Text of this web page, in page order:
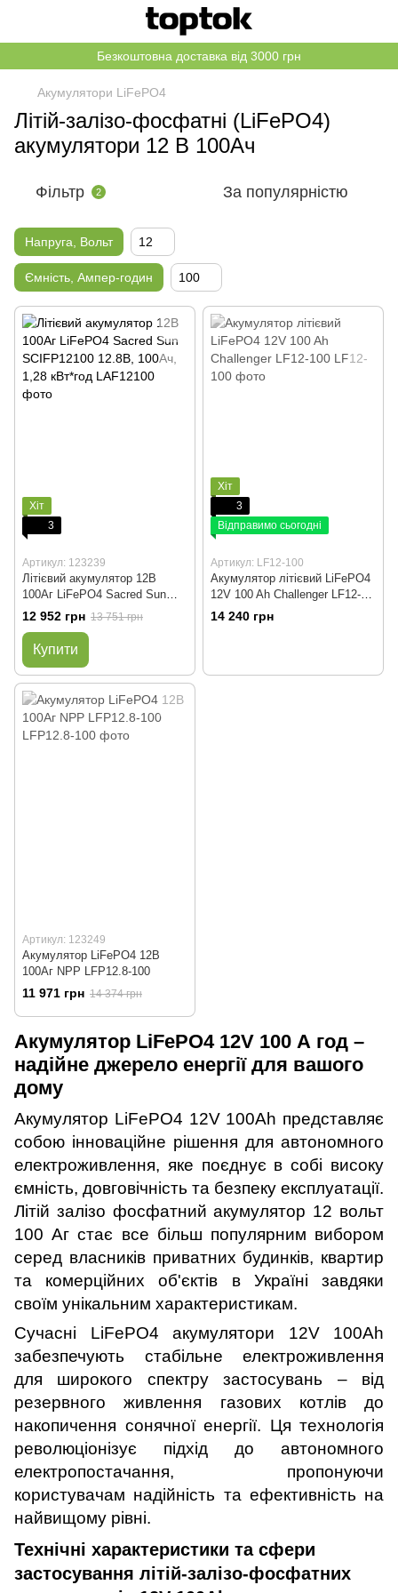
Безкоштовна доставка від 3000 грн
Акумулятори LiFePO4
Літій-залізо-фосфатні (LiFePO4)
акумулятори 12 В 100Ач
Фільтр 2 За популярністю
Напруга, Вольт 12
Ємність, Ампер-годин 100
Хіт
3
Артикул: 123239
Літієвий акумулятор 12В
100Аг LiFePO4 Sacred Sun
SCIFP12100 12.8В, 100Ач,
1,28 кВт*год
12 952 грн 13 751 грн
Купити
Хіт
3
Відправимо сьогодні
Артикул: LF12-100
Акумулятор літієвий LiFePO4
12V 100 Ah Challenger LF12-
100
14 240 грн
Артикул: 123249
Акумулятор LiFePO4 12В
100Аг NPP LFP12.8-100
11 971 грн 14 374 грн
Акумулятор LiFePO4 12V 100 А год –
надійне джерело енергії для вашого
дому
Акумулятор LiFePO4 12V 100Ah представляє
собою інноваційне рішення для автономного
електроживлення, яке поєднує в собі високу
ємність, довговічність та безпеку експлуатації.
Літій залізо фосфатний акумулятор 12 вольт
100 Аг стає все більш популярним вибором
серед власників приватних будинків, квартир
та комерційних об'єктів в Україні завдяки
своїм унікальним характеристикам.
Сучасні LiFePO4 акумулятори 12V 100Ah
забезпечують стабільне електроживлення
для широкого спектру застосувань – від
резервного живлення газових котлів до
накопичення сонячної енергії. Ця технологія
революціонізує підхід до автономного
електропостачання, пропонуючи
користувачам надійність та ефективність на
найвищому рівні.
Технічні характеристики та сфери
застосування літій-залізо-фосфатних